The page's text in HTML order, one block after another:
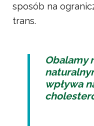
sposób na
trans.
Obalamy
wpływa